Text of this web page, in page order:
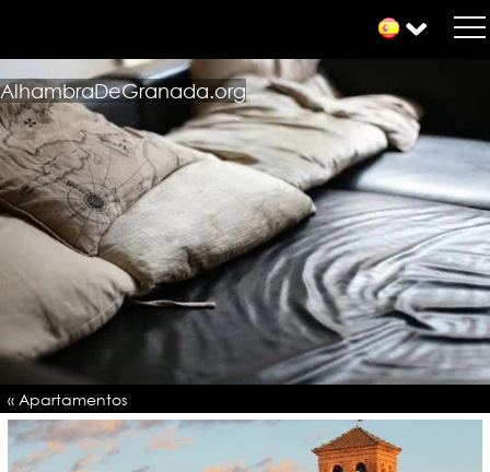
AlhambraDeGranada.org
« Apartamentos